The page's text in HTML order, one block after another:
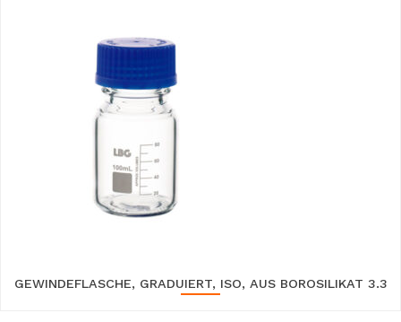
GEWINDEFLASCHE, GRADUIERT, ISO, AUS BOROSILIKAT 3.3